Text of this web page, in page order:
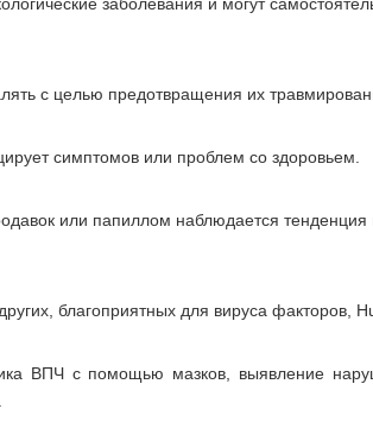
с целью предотвращения их
симптомов или проблем со здоровьем.
или папиллом наблюдается тенденция
благоприятных для вируса факторов,
ВПЧ с помощью мазков, выявление